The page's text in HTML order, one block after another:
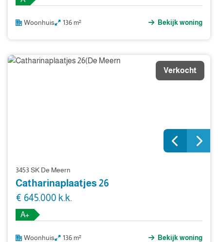
Woonhuis 136 m² Bekijk woning
Verkocht
3453 SK De Meern
Catharinaplaatjes 26
€ 645.000 k.k.
A+
Woonhuis 136 m² Bekijk woning